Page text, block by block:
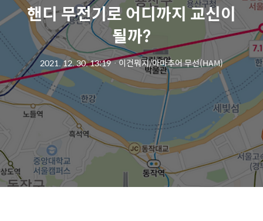
핸디 무전기로 어디까지 교신이
될까?
2021. 12. 30. 13:19ㆍ이건뭐지/아마추어 무선(HAM)